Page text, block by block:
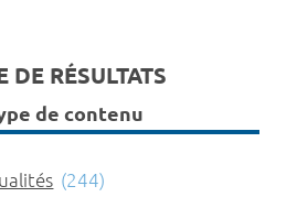
DE RÉSULTATS
de contenu
(244)